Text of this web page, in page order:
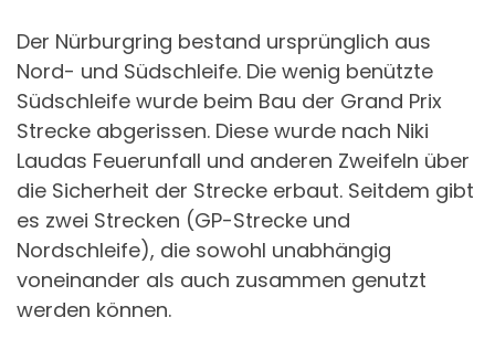
Der Nürburgring bestand ursprünglich aus
Nord- und Südschleife. Die wenig benützte
Südschleife wurde beim Bau der Grand Prix
Strecke abgerissen. Diese wurde nach Niki
Laudas Feuerunfall und anderen Zweifeln über
die Sicherheit der Strecke erbaut. Seitdem gibt
es zwei Strecken (GP-Strecke und
Nordschleife), die sowohl unabhängig
voneinander als auch zusammen genutzt
werden können.